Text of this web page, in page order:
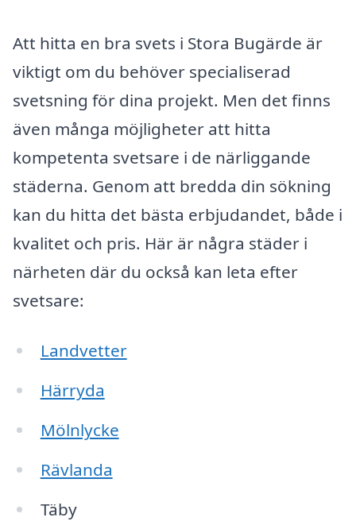
Att hitta en bra svets i Stora Bugärde är
viktigt om du behöver specialiserad
svetsning för dina projekt. Men det finns
även många möjligheter att hitta
kompetenta svetsare i de närliggande
städerna. Genom att bredda din sökning
kan du hitta det bästa erbjudandet, både i
kvalitet och pris. Här är några städer i
närheten där du också kan leta efter
svetsare:
Landvetter
Härryda
Mölnlycke
Rävlanda
Täby